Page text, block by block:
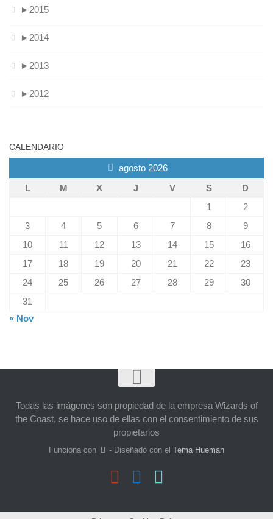
► 2015
► 2014
► 2013
► 2012
CALENDARIO
agosto 2026
L
M X J V S
D
1
2
3
4 5 6 7 8
9
10
11 12 13 14 15
16
17
18 19 20 21 22
23
24
25 26 27 28 29
30
31
« Nov
Todas las imágenes son propiedad de la empresa Wizards of
the Coast, se hace uso de ellas con el consentimiento de sus
propietarios
Funciona con - Diseñado con elTema Hueman